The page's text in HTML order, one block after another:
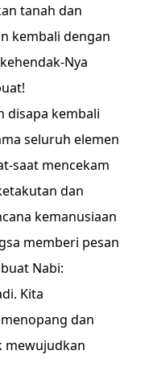
tanah dan
kembali dengan
Nya
disapa kembali
seluruh elemen
saat mencekam
dan
kemanusiaan
memberi pesan
Nabi:
Kita
dan
mewujudkan